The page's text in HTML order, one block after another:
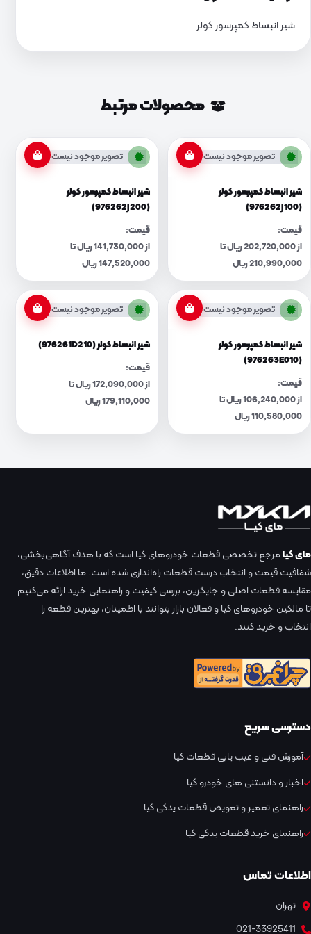
شیر انبساط کمپرسور کولر
محصولات مرتبط
تصویر موجود نیست
شیر انبساط کمپرسور کولر
(976262J100)
قیمت:
از 202,720,000 ریال تا
210,990,000 ریال
تصویر موجود نیست
شیر انبساط کمپرسور کولر
(976262J200)
قیمت:
از 141,730,000 ریال تا
147,520,000 ریال
تصویر موجود نیست
شیر انبساط کمپرسور کولر
(976263E010)
قیمت:
از 106,240,000 ریال تا
110,580,000 ریال
تصویر موجود نیست
شیر انبساط کولر (976261D210)
قیمت:
از 172,090,000 ریال تا
179,110,000 ریال
مای کیامرجع تخصصی قطعات خودروهای کیا است که با هدف آگاهی‌بخشی،
شفافیت قیمت و انتخاب درست قطعات راه‌اندازی شده است. ما اطلاعات دقیق،
مقایسه قطعات اصلی و جایگزین، بررسی کیفیت و راهنمایی خرید ارائه می‌کنیم
تا مالکین خودروهای کیا و فعالان بازار بتوانند با اطمینان، بهترین قطعه را
انتخاب و خرید کنند.
دسترسی سریع
آموزش فنی و عیب یابی قطعات کیا
اخبار و دانستنی های خودرو کیا
راهنمای تعمیر و تعویض قطعات یدکی کیا
راهنمای خرید قطعات یدکی کیا
اطلاعات تماس
تهران
021-33925411